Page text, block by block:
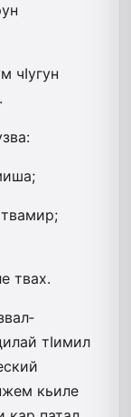
чIугун
твах.
тIимил
кьиле